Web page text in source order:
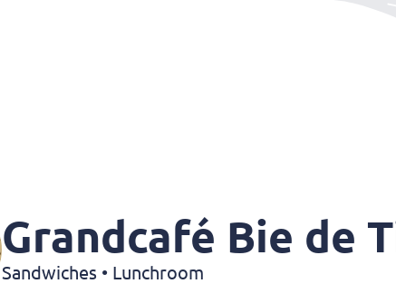
Grandcafé Bie de
Sandwiches • Lunchroom